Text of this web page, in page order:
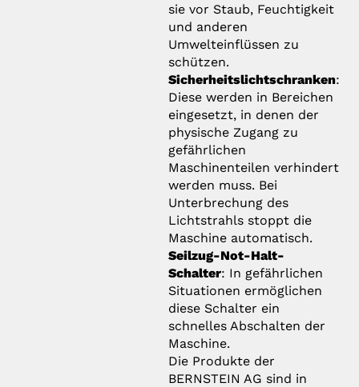
sie vor Staub, Feuchtigkeit
und anderen
Umwelteinflüssen zu
schützen.
Sicherheitslichtschranken:
Diese werden in Bereichen
eingesetzt, in denen der
physische Zugang zu
gefährlichen
Maschinenteilen verhindert
werden muss. Bei
Unterbrechung des
Lichtstrahls stoppt die
Maschine automatisch.
Seilzug-Not-Halt-
Schalter: In gefährlichen
Situationen ermöglichen
diese Schalter ein
schnelles Abschalten der
Maschine.
Die Produkte der
BERNSTEIN AG sind in